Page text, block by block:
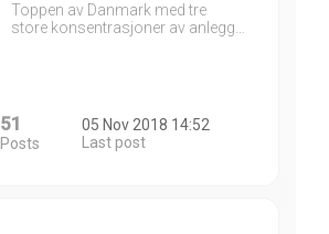
Toppen av Danmark med tre
store konsentrasjoner av anlegg…
51
Posts
05 Nov 2018 14:52
Last post